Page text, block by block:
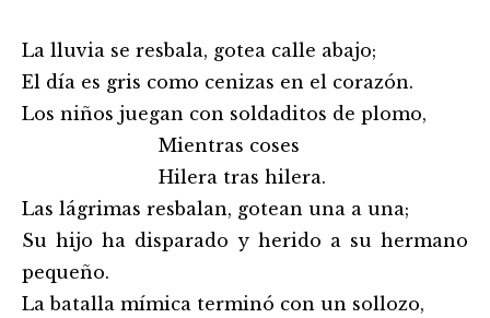
La lluvia se resbala, gotea calle abajo;
El día es gris como cenizas en el corazón.
Los niños juegan con soldaditos de plomo,
Mientras coses
Hilera tras hilera.
Las lágrimas resbalan, gotean una a una;
Su hijo ha disparado y herido a su hermano
pequeño.
La batalla mímica terminó con un sollozo,